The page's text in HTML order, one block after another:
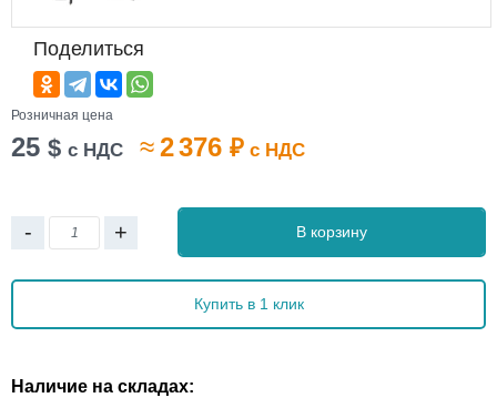
Поделиться
Розничная цена
25 $ с НДС ≈2 376 ₽ с НДС
- + В корзину
Купить в 1 клик
Наличие на складах: